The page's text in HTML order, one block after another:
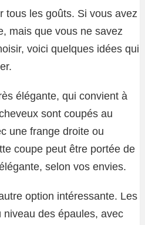
tous les goûts. Si vous avez
mais que vous ne savez
voici quelques idées qui
élégante, qui convient à
sont coupés au
une frange droite ou
coupe peut être portée de
selon vos envies.
option intéressante. Les
des épaules, avec